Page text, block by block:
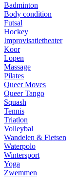
Badminton
Body condition
Futsal
Hockey
Improvisatietheater
Koor
Lopen
Massage
Pilates
Queer Moves
Queer Tango
Squash
Tennis
Triatlon
Volleybal
Wandelen & Fietsen
Waterpolo
Wintersport
Yoga
Zwemmen